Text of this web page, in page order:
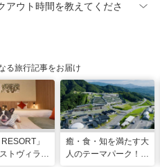
アウト時間を教えてくださ
る旅行記事をお届け
」
トヴィラ
癒・食・知を満たす大
人のテーマパーク！